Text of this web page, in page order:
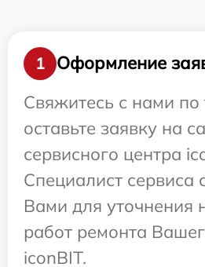
1
Оформление
Свяжитесь с нами
оставьте заявку на
сервисного центра
Специалист сервиса
Вами для уточнения
работ ремонта
iconBIT.